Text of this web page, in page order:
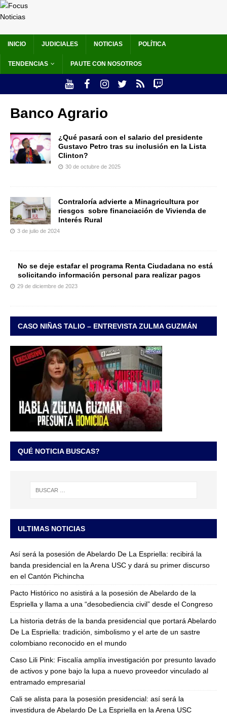
INICIO JUDICIALES NOTICIAS POLÍTICA
TENDENCIAS PAUTE CON NOSOTROS
Banco Agrario
¿Qué pasará con el salario del presidente
Gustavo Petro tras su inclusión en la Lista
Clinton?
30 de octubre de 2025
Contraloría advierte a Minagricultura por
riesgos sobre financiación de Vivienda de
Interés Rural
3 de julio de 2024
No se deje estafar el programa Renta Ciudadana no está
solicitando información personal para realizar pagos
29 de diciembre de 2023
CASO NIÑAS TALIO – ENTREVISTA ZULMA GUZMÁN
QUÉ NOTICIA BUSCAS?
ULTIMAS NOTICIAS
Así será la posesión de Abelardo De La Espriella: recibirá la
banda presidencial en la Arena USC y dará su primer discurso
en el Cantón Pichincha
Pacto Histórico no asistirá a la posesión de Abelardo de la
Espriella y llama a una “desobediencia civil” desde el Congreso
La historia detrás de la banda presidencial que portará Abelardo
De La Espriella: tradición, simbolismo y el arte de un sastre
colombiano reconocido en el mundo
Caso Lili Pink: Fiscalía amplía investigación por presunto lavado
de activos y pone bajo la lupa a nuevo proveedor vinculado al
entramado empresarial
Cali se alista para la posesión presidencial: así será la
investidura de Abelardo De La Espriella en la Arena USC